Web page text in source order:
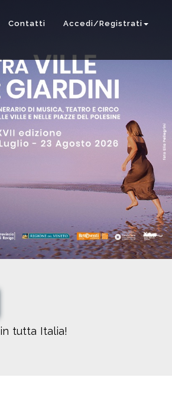
Contatti Accedi/Registrati
in tutta Italia!